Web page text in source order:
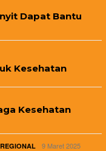
Dapat Bantu
Kesehatan
Kesehatan
REGIONAL 9 Maret 2025